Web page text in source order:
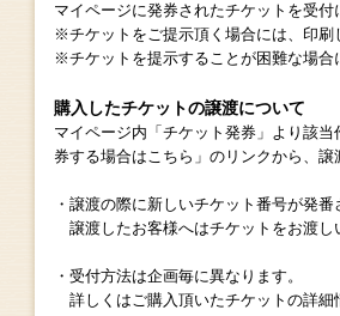
マイページに発券されたチケットを受付
※チケットをご提示頂く場合には、印刷
※チケットを提示することが困難な場合
購入したチケットの譲渡について
マイページ内「チケット発券」より該
券する場合はこちら」のリンクから、譲
・譲渡の際に新しいチケット番号が発番
譲渡したお客様へはチケットをお渡し
・受付方法は企画毎に異なります。
詳しくはご購入頂いたチケットの詳細